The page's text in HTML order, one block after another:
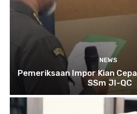
NEWS
Pemeriksaan Impor Kian
SSm JI-QC